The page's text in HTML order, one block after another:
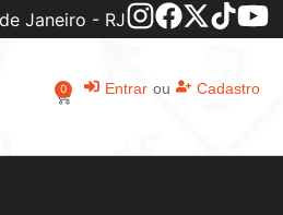
Janeiro - RJ
0 Entrar ou Cadastro